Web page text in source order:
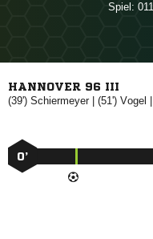
Spiel:
HANNOVER 96 III
(39') | (51') 
0’